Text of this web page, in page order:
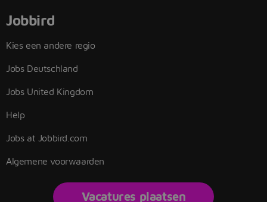
Jobbird
Kies een andere regio
Jobs Deutschland
Jobs United Kingdom
Help
Jobs at Jobbird.com
Algemene voorwaarden
Vacatures plaatsen